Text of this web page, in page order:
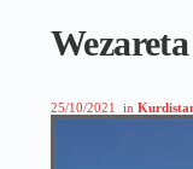
25/10/2021 in